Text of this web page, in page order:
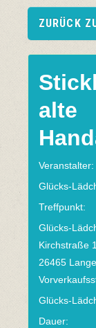
ZURÜCK
alte
Veranstalter:
Glücks-
Treffpunkt:
Glücks-
Kirchstraße
26465
Glücks-
Dauer: